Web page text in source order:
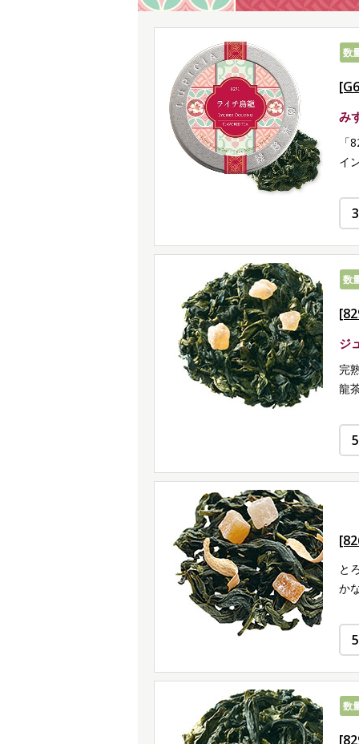
数
み
イ
数
ジ
完
龍
と
か
数